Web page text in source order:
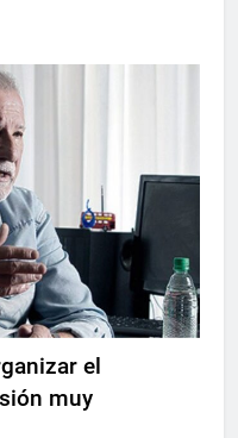
el
muy